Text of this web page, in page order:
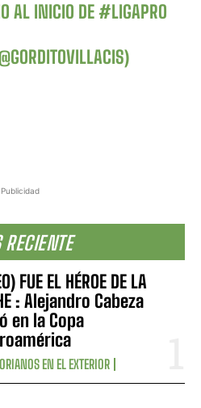
Publicidad
FUE EL HÉROE DE LA
: Alejandro Cabeza
en la Copa
EN EL EXTERIOR
AL INICIO DE#LIGAPRO